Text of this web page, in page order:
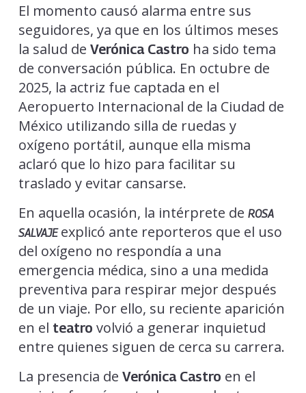
El momento causó alarma entre sus
seguidores, ya que en los últimos meses
la salud de Verónica Castro ha sido tema
de conversación pública. En octubre de
2025, la actriz fue captada en el
Aeropuerto Internacional de la Ciudad de
México utilizando silla de ruedas y
oxígeno portátil, aunque ella misma
aclaró que lo hizo para facilitar su
traslado y evitar cansarse.
En aquella ocasión, la intérprete de ROSA
SALVAJEexplicó ante reporteros que el uso
del oxígeno no respondía a una
emergencia médica, sino a una medida
preventiva para respirar mejor después
de un viaje. Por ello, su reciente aparición
en el teatro volvió a generar inquietud
entre quienes siguen de cerca su carrera.
La presencia de Verónica Castro en el